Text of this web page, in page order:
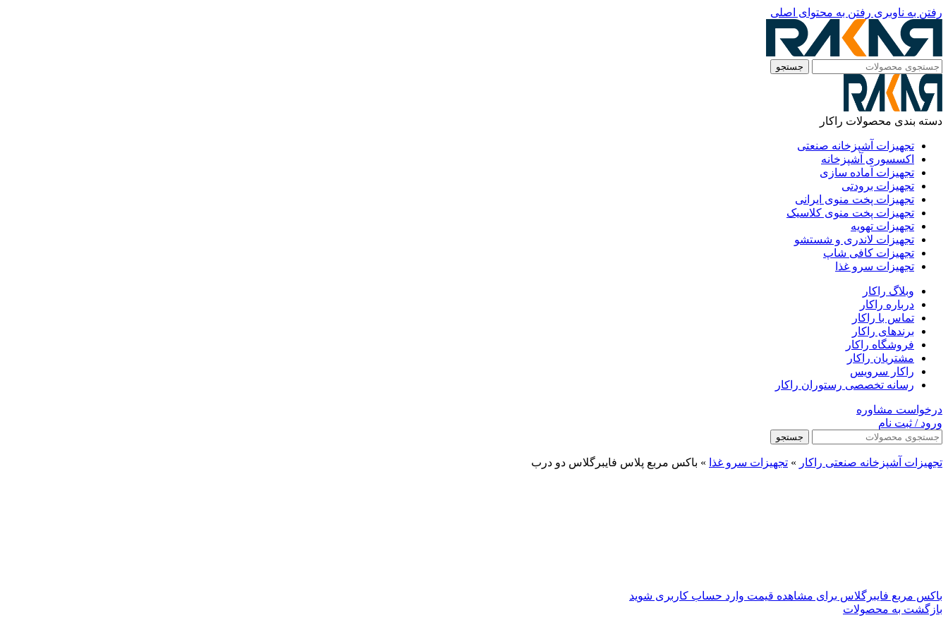
رفتن به ناوبری رفتن به محتوای اصلی
جستجو
دسته بندی محصولات راکار
تجهیزات آشپزخانه صنعتی
اکسسوری آشپزخانه
تجهیزات آماده سازی
تجهیزات برودتی
تجهیزات پخت منوی ایرانی
تجهیزات پخت منوی کلاسیک
تجهیزات تهویه
تجهیزات لاندری و شستشو
تجهیزات کافی شاپ
تجهیزات سرو غذا
وبلاگ راکار
درباره راکار
تماس با راکار
برندهای راکار
فروشگاه راکار
مشتریان راکار
راکار سرویس
رسانه تخصصی رستوران راکار
درخواست مشاوره
ورود / ثبت نام
جستجو
تجهیزات آشپزخانه صنعتی راکار » تجهیزات سرو غذا » باکس مربع پلاس فایبرگلاس دو درب
باکس مربع فایبرگلاس برای مشاهده قیمت وارد حساب کاربری شوید
بازگشت به محصولات